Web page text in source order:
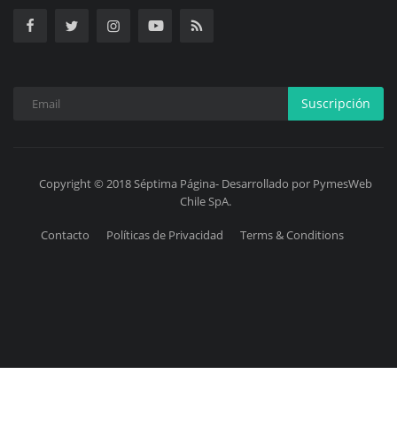
Suscripción
Copyright © 2018 Séptima Página- Desarrollado por PymesWeb
Chile SpA.
Contacto Políticas de Privacidad Terms & Conditions